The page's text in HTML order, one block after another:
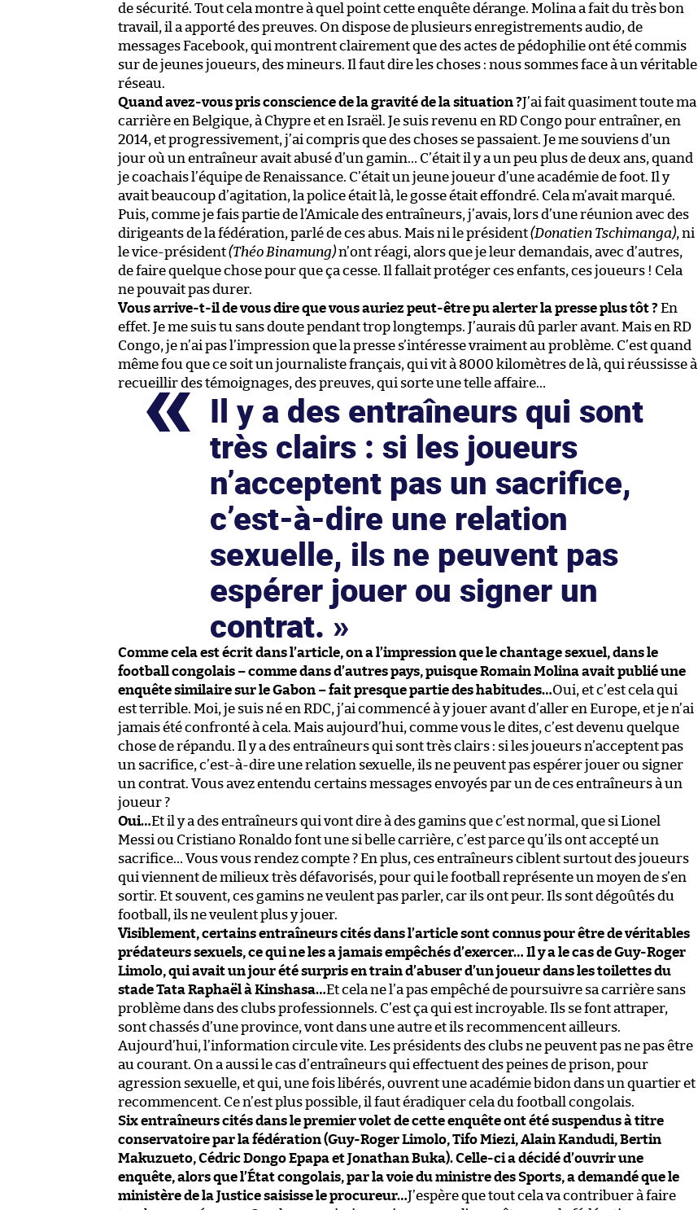
de sécurité. Tout cela montre à quel point cette enquête dérange. Molina a fait du très bon
travail, il a apporté des preuves. On dispose de plusieurs enregistrements audio, de
messages Facebook, qui montrent clairement que des actes de pédophilie ont été commis
sur de jeunes joueurs, des mineurs. Il faut dire les choses : nous sommes face à un véritable
réseau.
Quand avez-vous pris conscience de la gravité de la situation ?J’ai fait quasiment toute ma
carrière en Belgique, à Chypre et en Israël. Je suis revenu en RD Congo pour entraîner, en
2014, et progressivement, j’ai compris que des choses se passaient. Je me souviens d’un
jour où un entraîneur avait abusé d’un gamin… C’était il y a un peu plus de deux ans, quand
je coachais l’équipe de Renaissance. C’était un jeune joueur d’une académie de foot. Il y
avait beaucoup d’agitation, la police était là, le gosse était effondré. Cela m’avait marqué.
Puis, comme je fais partie de l’Amicale des entraîneurs, j’avais, lors d’une réunion avec des
dirigeants de la fédération, parlé de ces abus. Mais ni le président(Donatien Tschimanga), ni
le vice-président(Théo Binamung)n’ont réagi, alors que je leur demandais, avec d’autres,
de faire quelque chose pour que ça cesse. Il fallait protéger ces enfants, ces joueurs ! Cela
ne pouvait pas durer.
Vous arrive-t-il de vous dire que vous auriez peut-être pu alerter la presse plus tôt ? En
effet. Je me suis tu sans doute pendant trop longtemps. J’aurais dû parler avant. Mais en RD
Congo, je n’ai pas l’impression que la presse s’intéresse vraiment au problème. C’est quand
même fou que ce soit un journaliste français, qui vit à 8000 kilomètres de là, qui réussisse à
recueillir des témoignages, des preuves, qui sorte une telle affaire…
Il y a des entraîneurs qui sont
très clairs : si les joueurs
n’acceptent pas un sacrifice,
c’est-à-dire une relation
sexuelle, ils ne peuvent pas
espérer jouer ou signer un
contrat.
Comme cela est écrit dans l’article, on a l’impression que le chantage sexuel, dans le
football congolais – comme dans d’autres pays, puisque Romain Molina avait publié une
enquête similaire sur le Gabon – fait presque partie des habitudes…Oui, et c’est cela qui
est terrible. Moi, je suis né en RDC, j’ai commencé à y jouer avant d’aller en Europe, et je n’ai
jamais été confronté à cela. Mais aujourd’hui, comme vous le dites, c’est devenu quelque
chose de répandu. Il y a des entraîneurs qui sont très clairs : si les joueurs n’acceptent pas
un sacrifice, c’est-à-dire une relation sexuelle, ils ne peuvent pas espérer jouer ou signer
un contrat. Vous avez entendu certains messages envoyés par un de ces entraîneurs à un
joueur ?
Oui…Et il y a des entraîneurs qui vont dire à des gamins que c’est normal, que si Lionel
Messi ou Cristiano Ronaldo font une si belle carrière, c’est parce qu’ils ont accepté un
sacrifice… Vous vous rendez compte ? En plus, ces entraîneurs ciblent surtout des joueurs
qui viennent de milieux très défavorisés, pour qui le football représente un moyen de s’en
sortir. Et souvent, ces gamins ne veulent pas parler, car ils ont peur. Ils sont dégoûtés du
football, ils ne veulent plus y jouer.
Visiblement, certains entraîneurs cités dans l’article sont connus pour être de véritables
prédateurs sexuels, ce qui ne les a jamais empêchés d’exercer… Il y a le cas de Guy-Roger
Limolo, qui avait un jour été surpris en train d’abuser d’un joueur dans les toilettes du
stade Tata Raphaël à Kinshasa…Et cela ne l’a pas empêché de poursuivre sa carrière sans
problème dans des clubs professionnels. C’est ça qui est incroyable. Ils se font attraper,
sont chassés d’une province, vont dans une autre et ils recommencent ailleurs.
Aujourd’hui, l’information circule vite. Les présidents des clubs ne peuvent pas ne pas être
au courant. On a aussi le cas d’entraîneurs qui effectuent des peines de prison, pour
agression sexuelle, et qui, une fois libérés, ouvrent une académie bidon dans un quartier et
recommencent. Ce n’est plus possible, il faut éradiquer cela du football congolais.
Six entraîneurs cités dans le premier volet de cette enquête ont été suspendus à titre
conservatoire par la fédération (Guy-Roger Limolo, Tifo Miezi, Alain Kandudi, Bertin
Makuzueto, Cédric Dongo Epapa et Jonathan Buka). Celle-ci a décidé d’ouvrir une
enquête, alors que l’État congolais, par la voie du ministre des Sports, a demandé que le
ministère de la Justice saisisse le procureur…J’espère que tout cela va contribuer à faire